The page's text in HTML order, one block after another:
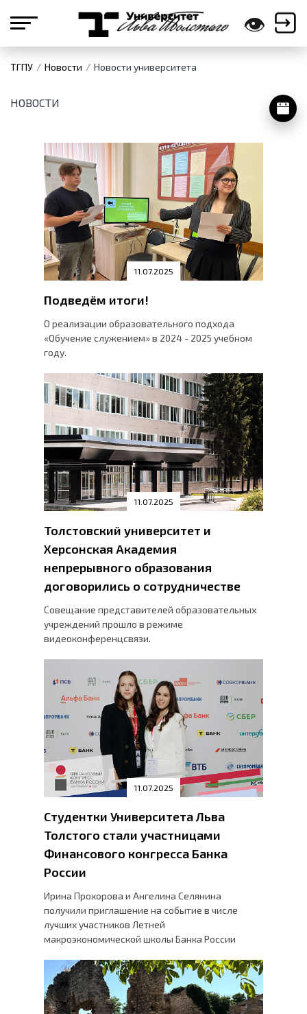
👁
ТГПУ Новости Новости университета
НОВОСТИ
11.07.2025
Подведём итоги!
О реализации образовательного подхода
«Обучение служением» в 2024 - 2025 учебном
году.
11.07.2025
Толстовский университет и
Херсонская Академия
непрерывного образования
договорились о сотрудничестве
Совещание представителей образовательных
учреждений прошло в режиме
видеоконференцсвязи.
11.07.2025
Студентки Университета Льва
Толстого стали участницами
Финансового конгресса Банка
России
Ирина Прохорова и Ангелина Селянина
получили приглашение на событие в числе
лучших участников Летней
макроэкономической школы Банка России